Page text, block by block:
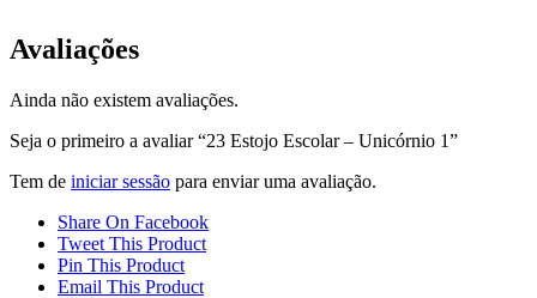
Avaliações
Ainda não existem avaliações.
Seja o primeiro a avaliar “23 Estojo Escolar – Unicórnio 1”
Tem de iniciar sessão para enviar uma avaliação.
Share On Facebook
Tweet This Product
Pin This Product
Email This Product